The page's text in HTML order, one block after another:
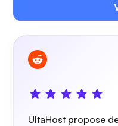
Grille de
UltaHost propose